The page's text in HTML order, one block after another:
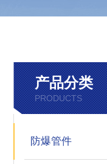
产品分类
PRODUCTS
防爆管件